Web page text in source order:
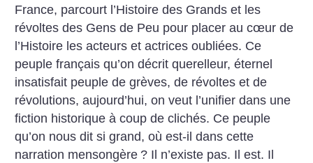
France, parcourt l’Histoire des Grands et les
révoltes des Gens de Peu pour placer au cœur de
l’Histoire les acteurs et actrices oubliées. Ce
peuple français qu’on décrit querelleur, éternel
insatisfait peuple de grèves, de révoltes et de
révolutions, aujourd’hui, on veut l’unifier dans une
fiction historique à coup de clichés. Ce peuple
qu’on nous dit si grand, où est-il dans cette
narration mensongère ? Il n’existe pas. Il est. Il